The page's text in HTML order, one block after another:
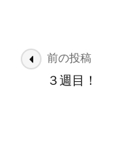
投
稿
前の投稿
３週目！